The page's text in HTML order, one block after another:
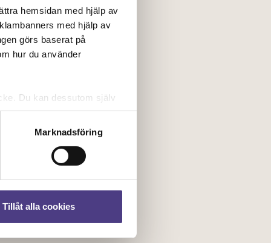
hemsidan med hjälp av
med hjälp av
görs baserat på
hur du använder
Du kan dessutom själv
Marknadsföring
Tillåt alla cookies